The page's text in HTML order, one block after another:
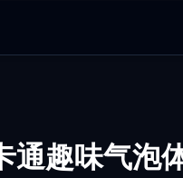
通趣味气泡